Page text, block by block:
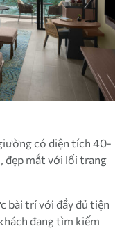
có diện tích 40-
đẹp mắt với lối trang
bài trí với đầy đủ tiện
đang tìm kiếm